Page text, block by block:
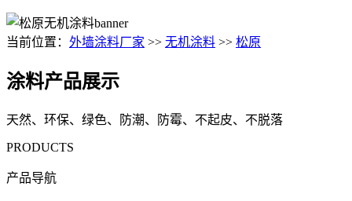
当前位置： 外墙涂料厂家 >> 无机涂料 >> 松原
涂料产品展示
天然、环保、绿色、防潮、防霉、不起皮、不脱落
PRODUCTS
产品导航